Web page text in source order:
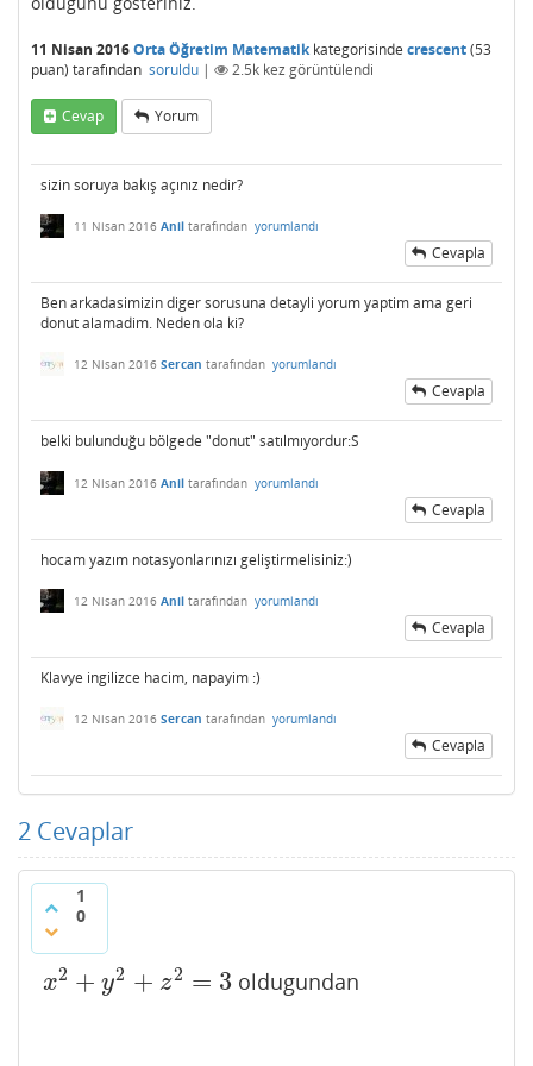
11 Nisan 2016Orta Öğretim Matematikkategorisinde crescent(53
puan) tarafından soruldu | 2.5k kez görüntülendi
Cevap Yorum
sizin soruya bakış açınız nedir?
11 Nisan 2016 Anil tarafından yorumlandı
Cevapla
Ben arkadasimizin diger sorusuna detayli yorum yaptim ama geri
donut alamadim. Neden ola ki?
12 Nisan 2016 Sercan tarafından yorumlandı
Cevapla
belki bulunduğu bölgede "donut" satılmıyordur:S
12 Nisan 2016 Anil tarafından yorumlandı
Cevapla
hocam yazım notasyonlarınızı geliştirmelisiniz:)
12 Nisan 2016 Anil tarafından yorumlandı
Cevapla
Klavye ingilizce hacim, napayim :)
12 Nisan 2016 Sercan tarafından yorumlandı
Cevapla
2 Cevaplar
1
0
x2 + y2 + z2 = 3
x2+y2 +z2 =3 oldugundan